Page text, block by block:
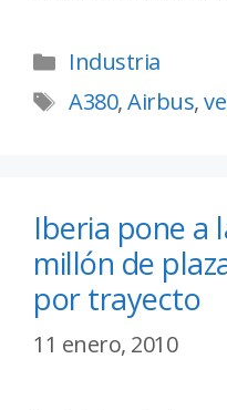
Industria
A380,Airbus,
Iberia pone a
millón de
por trayecto
11 enero, 2010